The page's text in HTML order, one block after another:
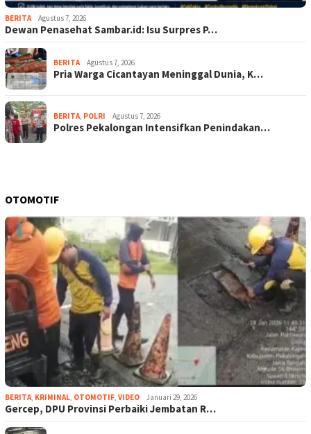
BERITA Agustus 7, 2026
Dewan Penasehat Sambar.id: Isu Surpres P…
BERITA Agustus 7, 2026
Pria Warga Cicantayan Meninggal Dunia, K…
BERITA, POLRI Agustus 7, 2026
Polres Pekalongan Intensifkan Penindakan…
OTOMOTIF
BERITA, KRIMINAL, OTOMOTIF, VIDEO Januari 29, 2026
Gercep, DPU Provinsi Perbaiki Jembatan R…